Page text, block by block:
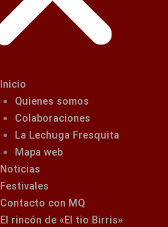
Inicio
Quienes somos
Colaboraciones
La Lechuga Fresquita
Mapa web
Noticias
Festivales
Contacto con MQ
El rincón de «El tio Birris»